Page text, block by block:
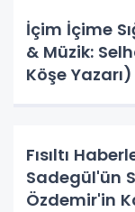
İçim İçime
& Müzik:
Köşe
Fısıltı
Sadegül'ün
Özdemir'in